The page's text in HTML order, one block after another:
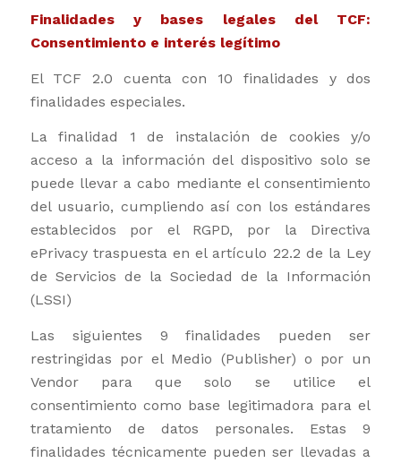
Finalidades y bases legales del TCF:
Consentimiento e interés legítimo
El TCF 2.0 cuenta con 10 finalidades y dos
finalidades especiales.
La finalidad 1 de instalación de cookies y/o
acceso a la información del dispositivo solo se
puede llevar a cabo mediante el consentimiento
del usuario, cumpliendo así con los estándares
establecidos por el RGPD, por la Directiva
ePrivacy traspuesta en el artículo 22.2 de la Ley
de Servicios de la Sociedad de la Información
(LSSI)
Las siguientes 9 finalidades pueden ser
restringidas por el Medio (Publisher) o por un
Vendor para que solo se utilice el
consentimiento como base legitimadora para el
tratamiento de datos personales. Estas 9
finalidades técnicamente pueden ser llevadas a